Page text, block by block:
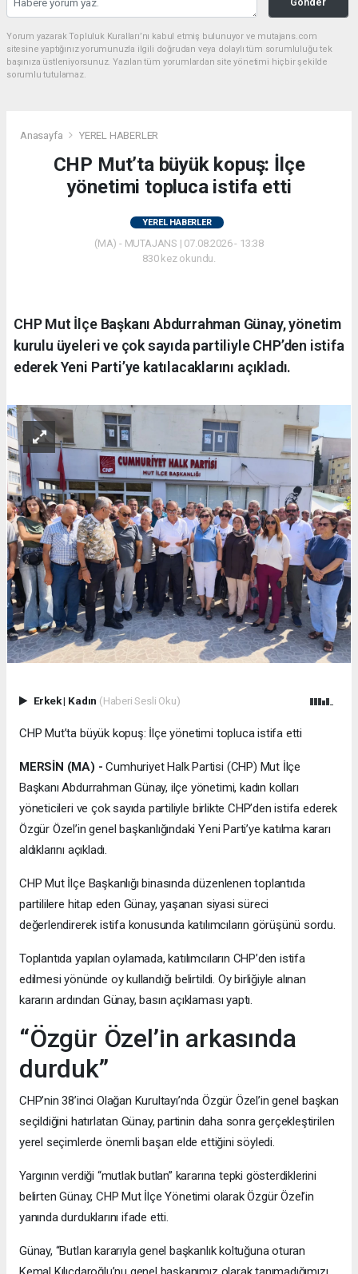
Yorum yazarak Topluluk Kuralları’nı kabul etmiş bulunuyor ve mutajans.com
sitesine yaptığınız yorumunuzla ilgili doğrudan veya dolaylı tüm sorumluluğu tek
başınıza üstleniyorsunuz. Yazılan tüm yorumlardan site yönetimi hiçbir şekilde
sorumlu tutulamaz.
Anasayfa YEREL HABERLER
CHP Mut’ta büyük kopuş: İlçe
yönetimi topluca istifa etti
YEREL HABERLER
(MA) - MUTAJANS | 07.08.2026 - 13:38
830 kez okundu.
CHP Mut İlçe Başkanı Abdurrahman Günay, yönetim
kurulu üyeleri ve çok sayıda partiliyle CHP’den istifa
ederek Yeni Parti’ye katılacaklarını açıkladı.
Erkek| Kadın (Haberi Sesli Oku)
CHP Mut’ta büyük kopuş: İlçe yönetimi topluca istifa etti
MERSİN (MA) - Cumhuriyet Halk Partisi (CHP) Mut İlçe
Başkanı Abdurrahman Günay, ilçe yönetimi, kadın kolları
yöneticileri ve çok sayıda partiliyle birlikte CHP’den istifa ederek
Özgür Özel’in genel başkanlığındaki Yeni Parti’ye katılma kararı
aldıklarını açıkladı.
CHP Mut İlçe Başkanlığı binasında düzenlenen toplantıda
partililere hitap eden Günay, yaşanan siyasi süreci
değerlendirerek istifa konusunda katılımcıların görüşünü sordu.
Toplantıda yapılan oylamada, katılımcıların CHP’den istifa
edilmesi yönünde oy kullandığı belirtildi. Oy birliğiyle alınan
kararın ardından Günay, basın açıklaması yaptı.
“Özgür Özel’in arkasında
durduk”
CHP’nin 38’inci Olağan Kurultayı’nda Özgür Özel’in genel başkan
seçildiğini hatırlatan Günay, partinin daha sonra gerçekleştirilen
yerel seçimlerde önemli başarı elde ettiğini söyledi.
Yargının verdiği “mutlak butlan” kararına tepki gösterdiklerini
belirten Günay, CHP Mut İlçe Yönetimi olarak Özgür Özel’in
yanında durduklarını ifade etti.
Günay, “Butlan kararıyla genel başkanlık koltuğuna oturan